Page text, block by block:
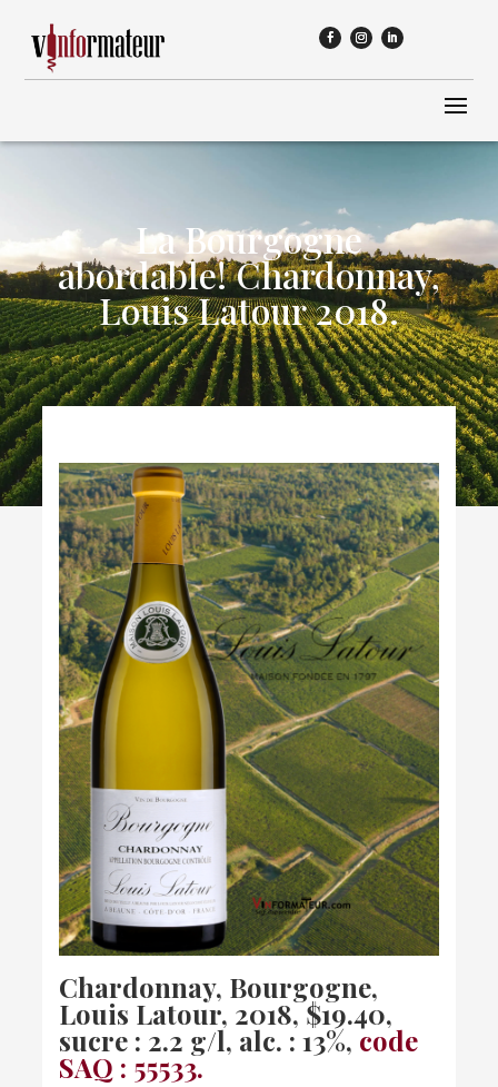
La Bourgogne
abordable! Chardonnay,
Louis Latour 2018.
Chardonnay, Bourgogne,
Louis Latour, 2018, $19.40,
sucre : 2.2 g/l, alc. : 13%, code
SAQ : 55533.